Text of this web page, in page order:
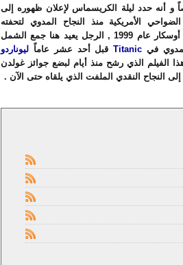
و أنه حدد ليلة الكريسماس لإعلان ظهوره إلى
الأمريكية منذ النجاح المدوي لتحفته
التي توجت بخمس جوائز أوسكار عام 1999 , الرجل يعيد هنا جمع الشمل
في Titanicقبل أحد عشر عاماً ليوناردو
الفيلم الذي رشح منذ أيام لبضع جوائز غولدن
النجاح النقدي الملفت الذي يلقاه حتى الآن .